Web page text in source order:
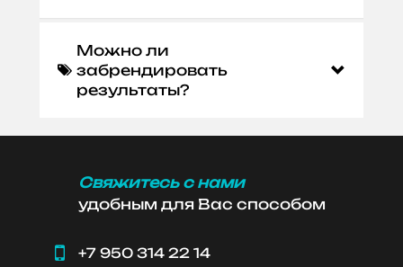

Можно ли
забрендировать
результаты?
Свяжитесь с нами
удобным для Вас способом
 +7 950 314 22 14